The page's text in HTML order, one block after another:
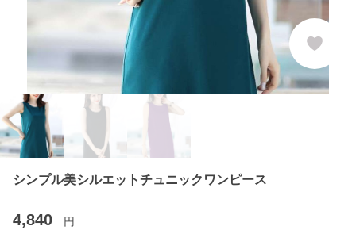
シンプル美シルエットチュニックワンピース
4,840 円